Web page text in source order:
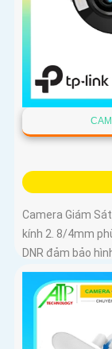
Camera Giám
kính 2. 8/4mm
DNR đảm bảo
phát hiện xâm